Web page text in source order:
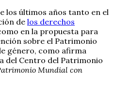
los últimos años tanto en el
de los derechos
en la propuesta para
sobre el Patrimonio
género, como afirma
del Centro del Patrimonio
Mundial con